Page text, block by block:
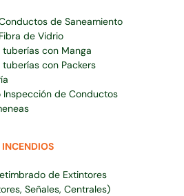
de Saneamiento
de Vidrio
con Manga
con Packers
Inspección de Conductos
de Extintores
Señales, Centrales)